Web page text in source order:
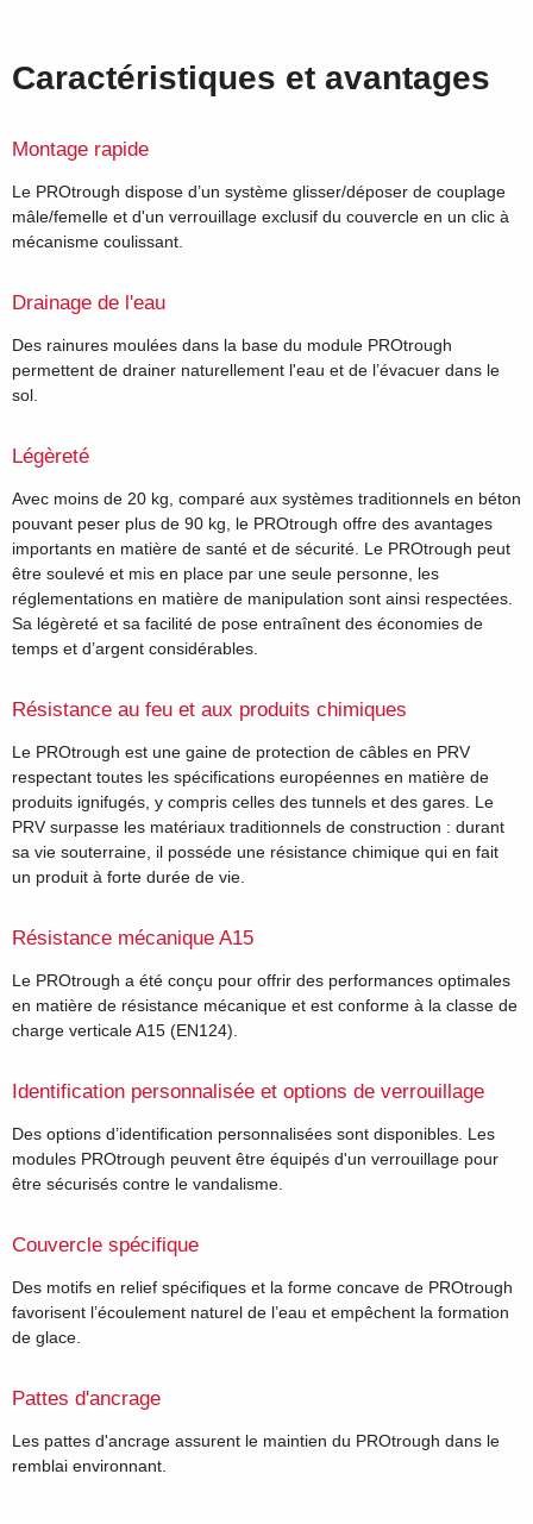
Caractéristiques et avantages
Montage rapide
Le PROtrough dispose d’un système glisser/déposer de couplage
mâle/femelle et d'un verrouillage exclusif du couvercle en un clic à
mécanisme coulissant.
Drainage de l'eau
Des rainures moulées dans la base du module PROtrough
permettent de drainer naturellement l'eau et de l’évacuer dans le
sol.
Légèreté
Avec moins de 20 kg, comparé aux systèmes traditionnels en béton
pouvant peser plus de 90 kg, le PROtrough offre des avantages
importants en matière de santé et de sécurité. Le PROtrough peut
être soulevé et mis en place par une seule personne, les
réglementations en matière de manipulation sont ainsi respectées.
Sa légèreté et sa facilité de pose entraînent des économies de
temps et d’argent considérables.
Résistance au feu et aux produits chimiques
Le PROtrough est une gaine de protection de câbles en PRV
respectant toutes les spécifications européennes en matière de
produits ignifugés, y compris celles des tunnels et des gares. Le
PRV surpasse les matériaux traditionnels de construction : durant
sa vie souterraine, il posséde une résistance chimique qui en fait
un produit à forte durée de vie.
Résistance mécanique A15
Le PROtrough a été conçu pour offrir des performances optimales
en matière de résistance mécanique et est conforme à la classe de
charge verticale A15 (EN124).
Identification personnalisée et options de verrouillage
Des options d’identification personnalisées sont disponibles. Les
modules PROtrough peuvent être équipés d'un verrouillage pour
être sécurisés contre le vandalisme.
Couvercle spécifique
Des motifs en relief spécifiques et la forme concave de PROtrough
favorisent l’écoulement naturel de l’eau et empêchent la formation
de glace.
Pattes d'ancrage
Les pattes d'ancrage assurent le maintien du PROtrough dans le
remblai environnant.